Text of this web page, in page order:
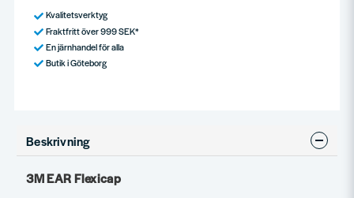
Kvalitetsverktyg
Fraktfritt över 999 SEK*
En järnhandel för alla
Butik i Göteborg
Beskrivning
3M EAR Flexicap